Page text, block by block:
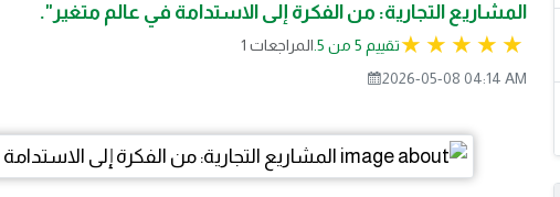
المشاريع التجارية: من الفكرة إلى الاستدامة في عالم متغير".
تقييم 5 من 5.
1 المراجعات
2026-05-08 04:14 AM